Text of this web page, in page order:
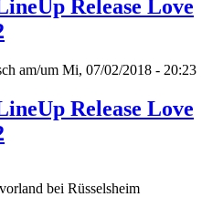
Release Love
am/um Mi, 07/02/2018 - 20:23
Release Love
bei Rüsselsheim